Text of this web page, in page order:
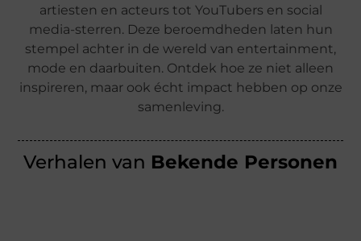
artiesten en acteurs tot YouTubers en social
media-sterren. Deze beroemdheden laten hun
stempel achter in de wereld van entertainment,
mode en daarbuiten. Ontdek hoe ze niet alleen
inspireren, maar ook écht impact hebben op onze
samenleving.
Verhalen van Bekende Personen